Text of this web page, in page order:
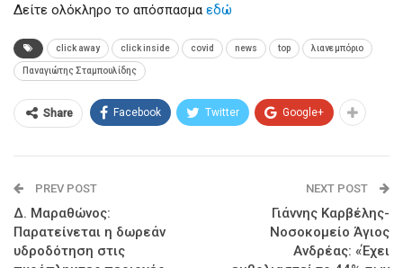
Δείτε ολόκληρο το απόσπασμα εδώ
click away click inside covid news top λιανεμπόριο
Παναγιώτης Σταμπουλίδης
Share Facebook Twitter Google+
PREV POST
Δ. Μαραθώνος:
Παρατείνεται η δωρεάν
υδροδότηση στις
NEXT POST
Γιάννης Καρβέλης-
Νοσοκομείο Άγιος
Ανδρέας: «Έχει